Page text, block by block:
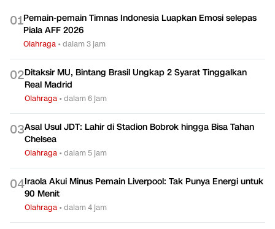
01Pemain-pemain Timnas Indonesia Luapkan Emosi selepas
Piala AFF 2026
Olahraga •dalam 3 jam
02Ditaksir MU, Bintang Brasil Ungkap 2 Syarat Tinggalkan
Real Madrid
Olahraga •dalam 6 jam
03Asal Usul JDT: Lahir di Stadion Bobrok hingga Bisa Tahan
Chelsea
Olahraga •dalam 5 jam
04Iraola Akui Minus Pemain Liverpool: Tak Punya Energi untuk
90 Menit
Olahraga •dalam 4 jam